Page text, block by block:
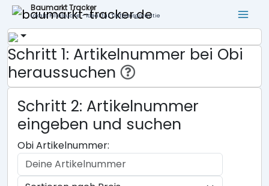
Baumarkt Tracker
Lokale Filialsuche - ideal für Tiefpreisgarantie
Schritt 1: Artikelnummer bei Obi
heraussuchen
Schritt 2: Artikelnummer
eingeben und suchen
Obi Artikelnummer: